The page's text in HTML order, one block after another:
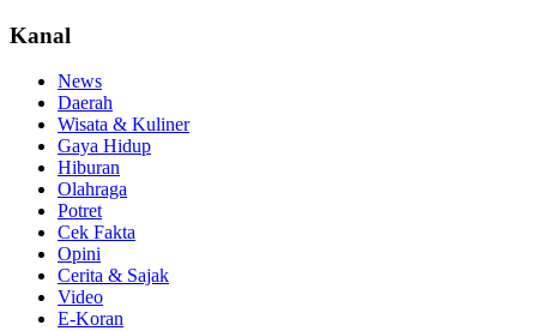
Kanal
News
Daerah
Wisata & Kuliner
Gaya Hidup
Hiburan
Olahraga
Potret
Cek Fakta
Opini
Cerita & Sajak
Video
E-Koran